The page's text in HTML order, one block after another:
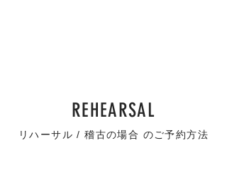
REHEARSAL
リハーサル / 稽古の場合 のご予約方法